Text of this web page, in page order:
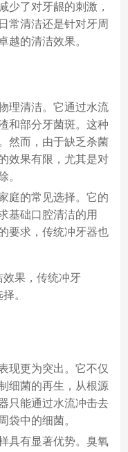
少了对牙龈的刺激，
常清洁还是针对牙周
越的清洁效果。
理清洁。它通过水流
和部分牙菌斑。这种
然而，由于缺乏杀菌
效果有限，尤其是对
。
庭的常见选择。它的
基础口腔清洁的用
要求，传统冲牙器也
效果，传统冲牙
。
现更为突出。它不仅
细菌的再生，从根源
只能通过水流冲击去
袋中的细菌。
具有显著优势。臭氧